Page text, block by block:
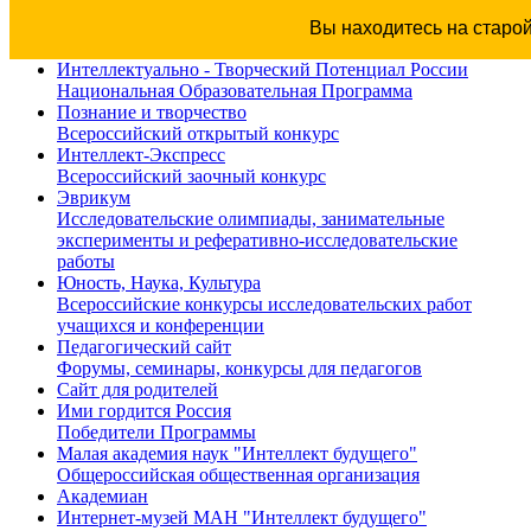
Вы находитесь на
Интеллектуально - Творческий Потенциал России
Национальная Образовательная Программа
Познание и творчество
Всероссийский открытый конкурс
Интеллект-Экспресс
Всероссийский заочный конкурс
Эврикум
Исследовательские олимпиады, занимательные
эксперименты и реферативно-исследовательские
работы
Юность, Наука, Культура
Всероссийские конкурсы исследовательских работ
учащихся и конференции
Педагогический сайт
Форумы, семинары, конкурсы для педагогов
Сайт для родителей
Ими гордится Россия
Победители Программы
Малая академия наук "Интеллект будущего"
Общероссийская общественная организация
Академиан
Интернет-музей МАН "Интеллект будущего"